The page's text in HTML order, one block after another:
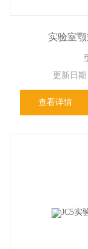
实验室
更新日期
查看详情